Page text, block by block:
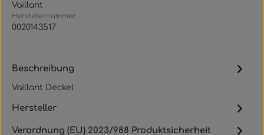
Vaillant
Herstellernummer:
0020143517
Beschreibung
Vaillant Deckel
Hersteller
Verordnung (EU) 2023/988 Produktsicherheit